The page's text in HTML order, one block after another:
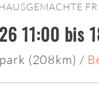
11:00 bis
(208km) /